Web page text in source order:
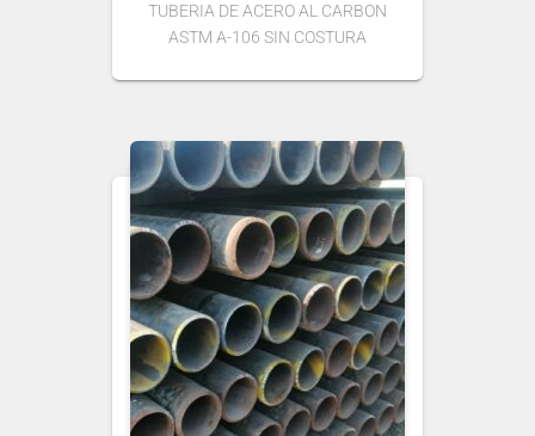
TUBERIA DE ACERO AL CARBON
ASTM A-106 SIN COSTURA